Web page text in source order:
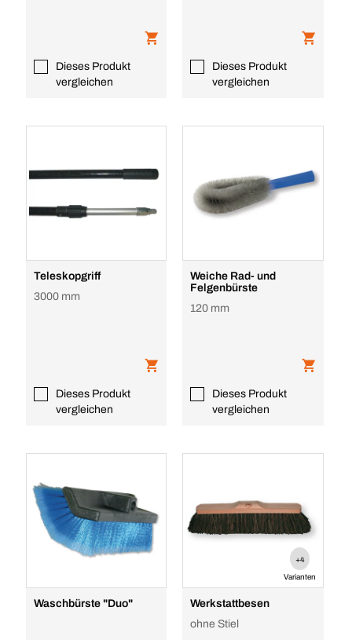
Dieses Produkt
vergleichen
Dieses Produkt
vergleichen
Teleskopgriff
3000 mm
Dieses Produkt
vergleichen
Weiche Rad- und
Felgenbürste
120 mm
Dieses Produkt
vergleichen
Waschbürste "Duo"
+4
Varianten
Werkstattbesen
ohne Stiel